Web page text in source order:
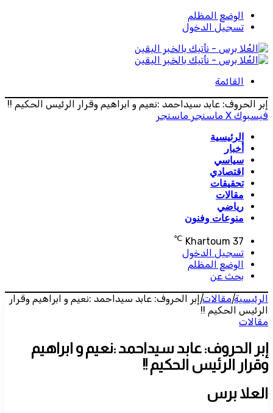
الوضع المظلم
تسجيل الدخول
القائمة
إبر الحروف: عابد سيداحمد :نعيم و ابراهيم وقرار الرئيس الحكيم !!
فيسبوك ‫X ماسنجر ماسنجر
الرئيسية
أخبار
سياسي
اقتصادي
تحقيقات
مقالات
رياضي
منوعات وفنون
Khartoum 37
℃
تسجيل الدخول
الوضع المظلم
بحث عن
الرئيسية|مقالات| إبر الحروف: عابد سيداحمد :نعيم و ابراهيم وقرار
الرئيس الحكيم !!
مقالات
إبر الحروف: عابد سيداحمد :نعيم و ابراهيم
وقرار الرئيس الحكيم !!
العلا برس